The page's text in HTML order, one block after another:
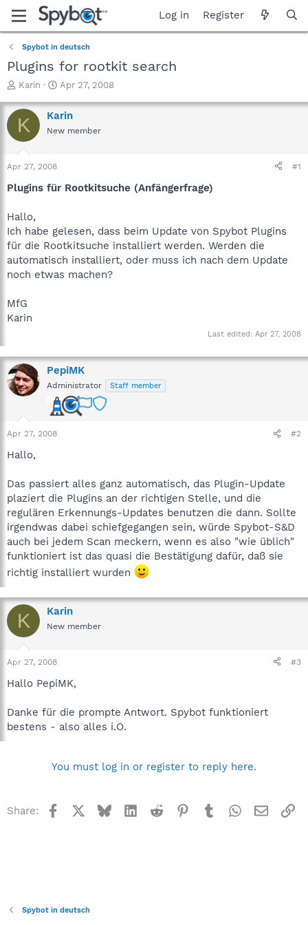
Log in Register
Spybot in deutsch
Plugins for rootkit search
T
r
e
a
t
a
e
r
Karin
S
a
r
t
e
Apr 27, 2008
K Karin
New member
Apr 27, 2008 #1
Plugins für Rootkitsuche (Anfängerfrage)
Hallo,
Ich habe gelesen, dass beim Update von Spybot Plugins
für die Rootkitsuche installiert werden. Werden die
automatisch installiert, oder muss ich nach dem Update
noch etwas machen?
MfG
Karin
Last edited: Apr 27, 2008
PepiMK
Administrator Staff member
Apr 27, 2008 #2
Hallo,
Das passiert alles ganz automatisch, das Plugin-Update
plaziert die Plugins an der richtigen Stelle, und die
regulären Erkennungs-Updates benutzen die dann. Sollte
irgendwas dabei schiefgegangen sein, würde Spybot-S&D
auch bei jedem Scan meckern, wenn es also "wie üblich"
funktioniert ist das quasi die Bestätigung dafür, daß sie
richtig installiert wurden
K Karin
New member
Apr 27, 2008 #3
Hallo PepiMK,
Danke für die prompte Antwort. Spybot funktioniert
bestens - also alles i.O.
You must log in or register to reply here.
Share: Facebook BlueskyLinkedInReddit Pinterest
TumblrWhatsApp
Email
Spybot in deutsch